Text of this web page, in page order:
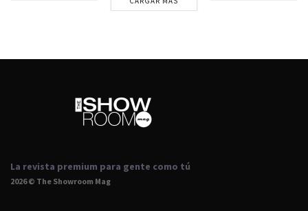
La revista premium para gente como tú
2026 © The Showroom Mag